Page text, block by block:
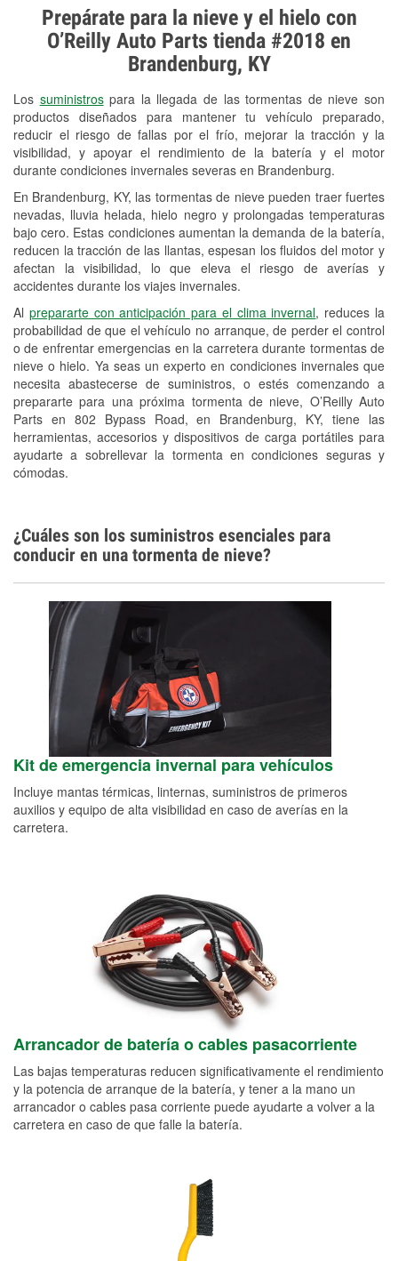
Prepárate para la nieve y el hielo con
O’Reilly Auto Parts tienda #2018 en
Brandenburg, KY
Los suministrospara la llegada de las tormentas de nieve son
productos diseñados para mantener tu vehículo preparado,
reducir el riesgo de fallas por el frío, mejorar la tracción y la
visibilidad, y apoyar el rendimiento de la batería y el motor
durante condiciones invernales severas en Brandenburg.
En Brandenburg, KY, las tormentas de nieve pueden traer fuertes
nevadas, lluvia helada, hielo negro y prolongadas temperaturas
bajo cero. Estas condiciones aumentan la demanda de la batería,
reducen la tracción de las llantas, espesan los fluidos del motor y
afectan la visibilidad, lo que eleva el riesgo de averías y
accidentes durante los viajes invernales.
Al prepararte con anticipación para el clima invernal, reduces la
probabilidad de que el vehículo no arranque, de perder el control
o de enfrentar emergencias en la carretera durante tormentas de
nieve o hielo. Ya seas un experto en condiciones invernales que
necesita abastecerse de suministros, o estés comenzando a
prepararte para una próxima tormenta de nieve, O’Reilly Auto
Parts en 802 Bypass Road, en Brandenburg, KY, tiene las
herramientas, accesorios y dispositivos de carga portátiles para
ayudarte a sobrellevar la tormenta en condiciones seguras y
cómodas.
Prueba de alternadores y
arrancadores
Revisión de la luz "Check Engine"
Reciclaje de baterías y aceite
Instalación de bombillas de faros
Instalación de limpiaparabrisas
Programa de Préstamo de
Herramientas
Rectificación de tambores y discos de
freno
Mangueras hidráulicas a la medida
Snowstorm Supplies
Conoce más
¿Cuáles son los suministros esenciales para
conducir en una tormenta de nieve?
Kit de emergencia invernal para vehículos
Incluye mantas térmicas, linternas, suministros de primeros
auxilios y equipo de alta visibilidad en caso de averías en la
carretera.
Arrancador de batería o cables pasacorriente
Las bajas temperaturas reducen significativamente el rendimiento
y la potencia de arranque de la batería, y tener a la mano un
arrancador o cables pasa corriente puede ayudarte a volver a la
carretera en caso de que falle la batería.